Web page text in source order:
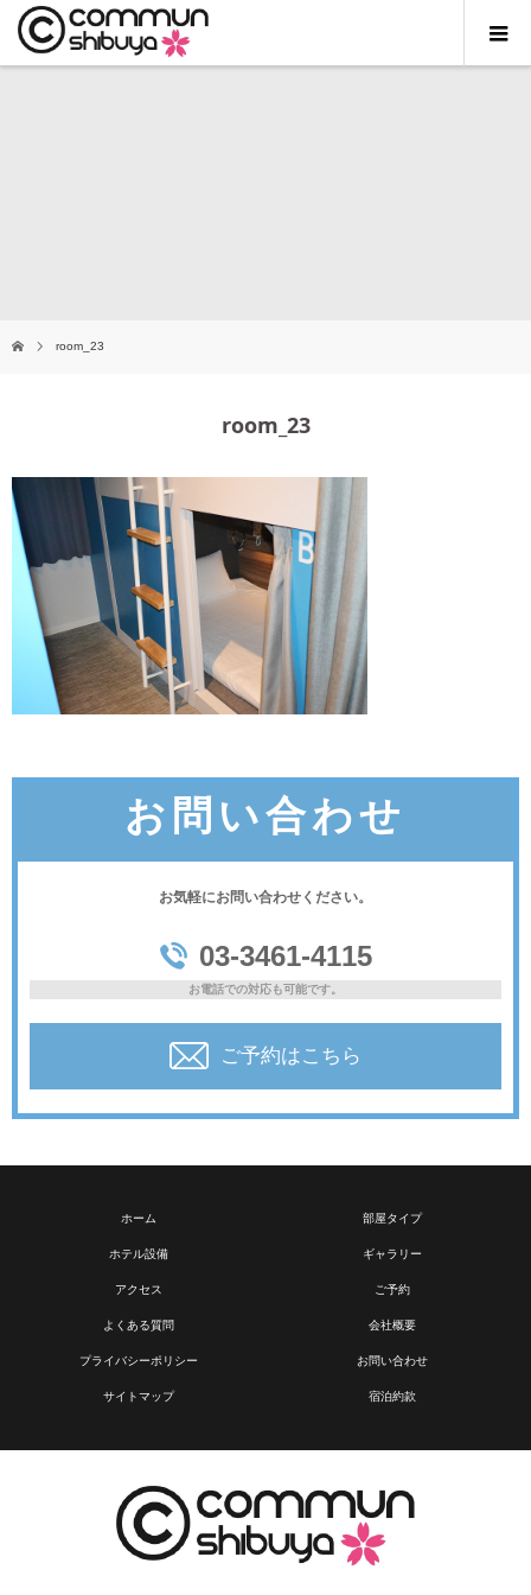
room_23
room_23
お問い合わせ
お気軽にお問い合わせください。
03-3461-4115
お電話での対応も可能です。
ご予約はこちら
ホーム 部屋タイプ
ホテル設備 ギャラリー
アクセス ご予約
よくある質問 会社概要
プライバシーポリシー お問い合わせ
サイトマップ 宿泊約款